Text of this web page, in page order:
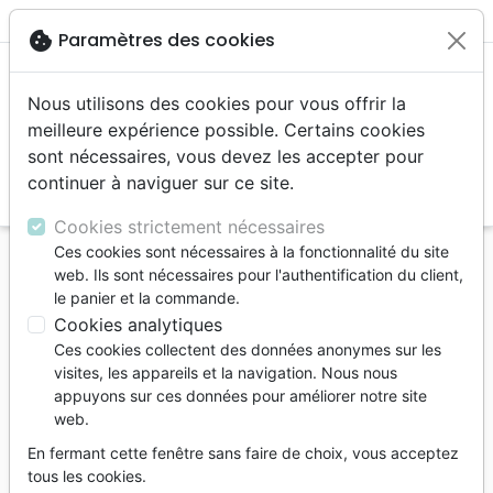
menu
Accueil Livres Evangelisation
Evangelisation
Filtrer tune
Livres
d'évangélisation
Conseil
cookie Paramètres des cookies
Nous utilisons des cookies pour vous offrir la
meilleure expérience possible. Certains cookies
sont nécessaires, vous devez les accepter pour
continuer à naviguer sur ce site.
Cookies strictement nécessaires
Ces cookies sont nécessaires à la fonctionnalité du site
web. Ils sont nécessaires pour l'authentification du client,
le panier et la commande.
Cookies analytiques
Ces cookies collectent des données anonymes sur les
visites, les appareils et la navigation. Nous nous
appuyons sur ces données pour améliorer notre site
web.
En fermant cette fenêtre sans faire de choix, vous acceptez
tous les cookies.